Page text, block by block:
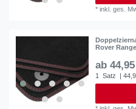
*inkl. ges.
Rover
ab
1 Satz |